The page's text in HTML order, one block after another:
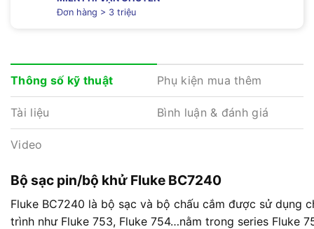
Đơn hàng > 3 triệu
Thông số kỹ thuật Phụ kiện mua thêm
Tài liệu Bình luận & đánh giá
Video
Bộ sạc pin/bộ khử Fluke BC7240
Fluke BC7240 là bộ sạc và bộ chấu cắm được sử dụng
trình như Fluke 753, Fluke 754…nằm trong series Fluke